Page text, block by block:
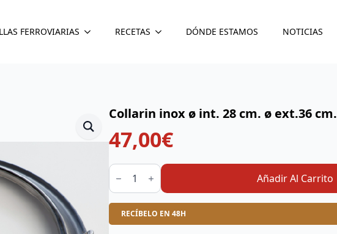
FERROVIARIAS RECETAS DÓNDE ESTAMOS NOTICIAS
Collarin inox ø int. 28 cm. ø ext.36 cm.
47,00€
Collarin
inox
ø
int.
28
cm.
ø
Añadir Al Carrito
RECÍBELO EN 48H